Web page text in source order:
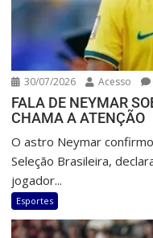
30/07/2026 Acesso
FALA DE NEYMAR
CHAMA A ATENÇÃO
O astro Neymar
Seleção Brasileira,
jogador...
Esportes